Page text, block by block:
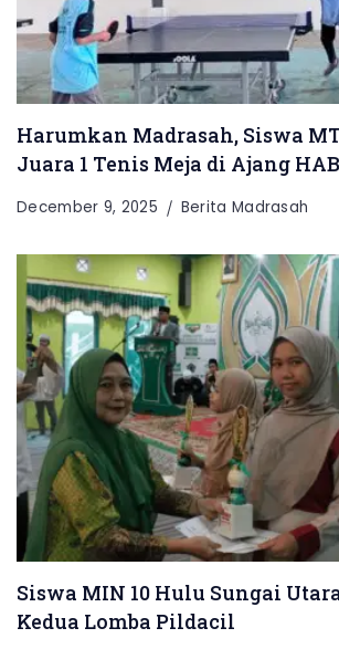
Harumkan Madrasah, Siswa
Juara 1 Tenis Meja di Ajang
December 9, 2025 Berita Madrasah
Siswa MIN 10 Hulu Sungai
Kedua Lomba Pildacil